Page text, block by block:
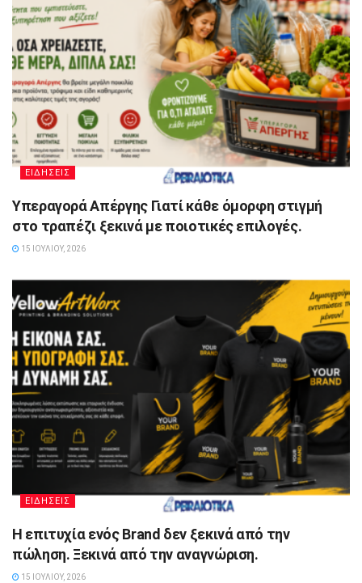
ΕΙΔΗΣΕΙΣ
Υπεραγορά Απέργης Γιατί κάθε όμορφη στιγμή
στο τραπέζι ξεκινά με ποιοτικές επιλογές.
15 ΙΟΥΛΊΟΥ, 2026
ΕΙΔΗΣΕΙΣ
Η επιτυχία ενός Brand δεν ξεκινά από την
πώληση. Ξεκινά από την αναγνώριση.
15 ΙΟΥΛΊΟΥ, 2026